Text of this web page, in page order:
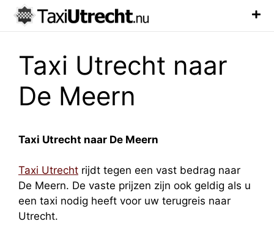
Taxi Utrecht naar
De Meern
Taxi Utrecht naar De Meern
Taxi Utrecht rijdt tegen een vast bedrag naar
De Meern. De vaste prijzen zijn ook geldig als u
een taxi nodig heeft voor uw terugreis naar
Utrecht.